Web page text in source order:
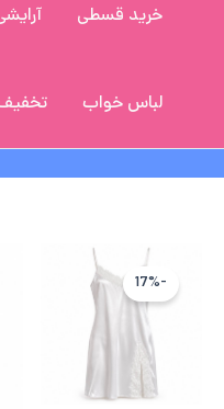
خرید قسطی
لباس خواب
-17%